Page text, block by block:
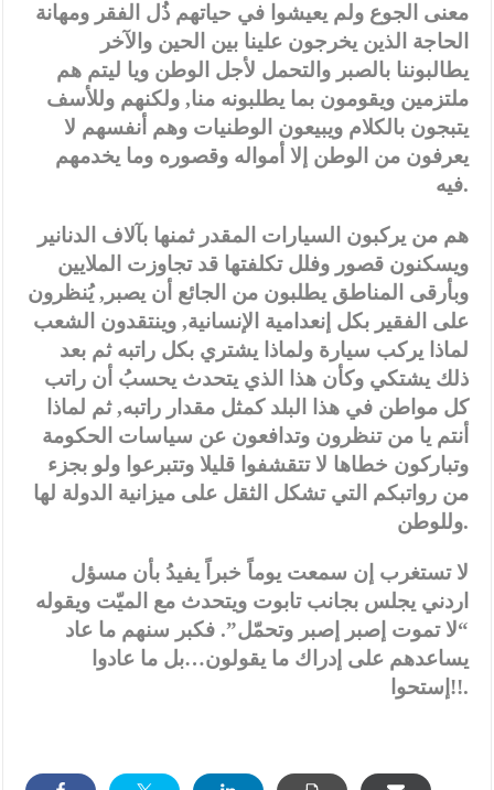
معنى الجوع ولم يعيشوا في حياتهم ذُل الفقر ومهانة
الحاجة الذين يخرجون علينا بين الحين والآخر
يطالبوننا بالصبر والتحمل لأجل الوطن ويا ليتم هم
ملتزمين ويقومون بما يطلبونه منا, ولكنهم وللأسف
يتبجون بالكلام ويبيعون الوطنيات وهم أنفسهم لا
يعرفون من الوطن إلا أمواله وقصوره وما يخدمهم
فيه.
هم من يركبون السيارات المقدر ثمنها بآلاف الدنانير
ويسكنون قصور وفلل تكلفتها قد تجاوزت الملايين
وبأرقى المناطق يطلبون من الجائع أن يصبر, يُنظرون
على الفقير بكل إنعدامية الإنسانية, وينتقدون الشعب
لماذا يركب سيارة ولماذا يشتري بكل راتبه ثم بعد
ذلك يشتكي وكأن هذا الذي يتحدث يحسبُ أن راتب
كل مواطن في هذا البلد كمثل مقدار راتبه, ثم لماذا
أنتم يا من تنظرون وتدافعون عن سياسات الحكومة
وتباركون خطاها لا تتقشفوا قليلا وتتبرعوا ولو بجزء
من رواتبكم التي تشكل الثقل على ميزانية الدولة لها
وللوطن.
لا تستغرب إن سمعت يوماً خبراً يفيدُ بأن مسؤل
اردني يجلس بجانب تابوت ويتحدث مع الميّت ويقوله
“لا تموت إصبر إصبر وتحمّل”. فكبر سنهم ما عاد
يساعدهم على إدراك ما يقولون…بل ما عادوا
إستحوا!!.